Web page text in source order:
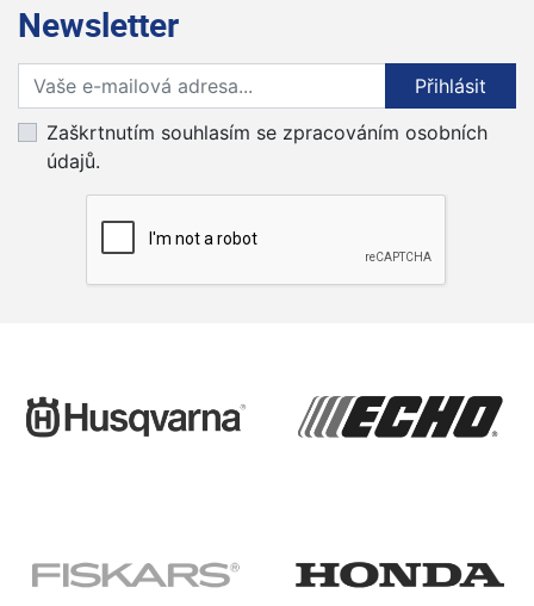
Newsletter
Přihlaste se k odběru novinek
Přihlásit
Zaškrtnutím souhlasím se zpracováním osobních
údajů.